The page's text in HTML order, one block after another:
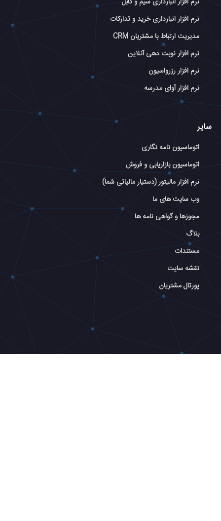
نرم افزار انبارداری خرید و تدارکات
مدیریت ارتباط با مشتریان CRM
نرم افزار نوبت دهی آنلاین
نرم افزار رزرواسیون
نرم افزار آوای مدرسه
سایر
اتوماسیون نامه نگاری
اتوماسیون بازاریابی و فروش
نرم افزار مالیتور (دستیار مالیاتی شما)
وب سایت های ما
مجوزها و گواهی نامه ها
بلاگ
مستندات
نقشه سایت
پورتال مشتریان